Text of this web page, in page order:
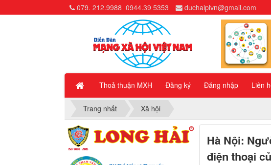
Thoả thuận MXH Đăng ký Đăng nhập Liên
079. 212.9988 0944.39 5353 duchaiplvn@gmail.com
Trang nhất Xã hội
Hà Nội:
điện thoại